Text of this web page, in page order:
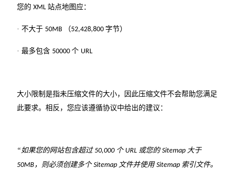
您的 XML 站点地图应：
· 不大于 50MB （52,428,800 字节）
· 最多包含 50000 个 URL
大小限制是指未压缩文件的大小，因此压缩文件不会帮助您满足
此要求。相反，您应该遵循协议中给出的建议：
“如果您的网站包含超过50,000 个 URL 或您的Sitemap 大于
50MB ，则必须创建多个 Sitemap 文件并使用 Sitemap 索引文件。